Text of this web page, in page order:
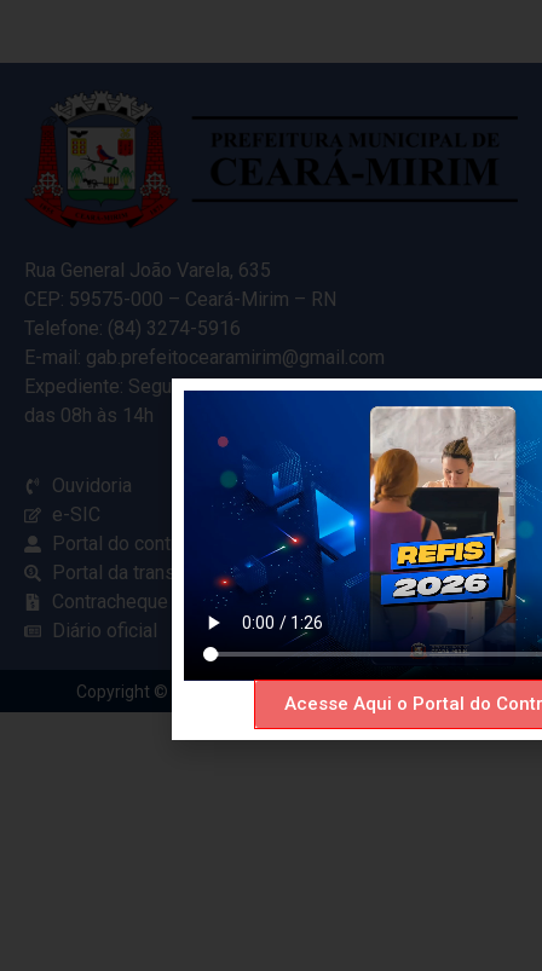
Rua General João Varela, 635
CEP: 59575-000 – Ceará-Mirim – RN
Telefone: (84) 3274-5916
E-mail: gab.prefeitocearamirim@gmail.com
Expediente: Segunda à Sexta
das 08h às 14h
Ouvidoria
e-SIC
Portal do contribuinte
Portal da transparência
Contracheque online
Diário oficial
Copyright © 2024 Criado com
Acesse Aqui o Portal do